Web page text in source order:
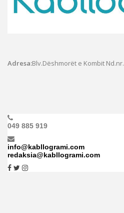
Adresa:Blv.Dëshmorët e Kombit
049 885 919
info@kabllogrami.com
redaksia@kabllogrami.com